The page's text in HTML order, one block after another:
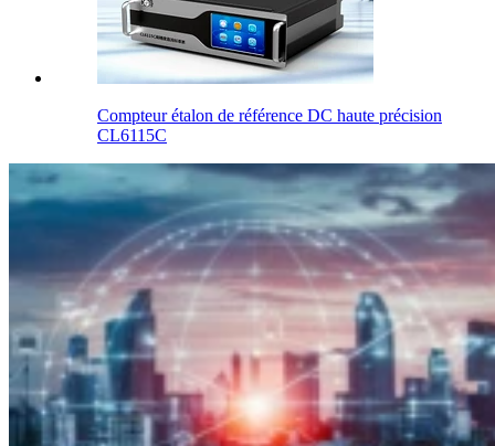
Compteur étalon de référence DC haute précision
CL6115C